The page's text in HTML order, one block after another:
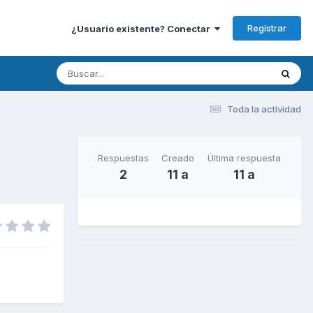
¿Usuario existente? Conectar Registrar
Toda la actividad
Respuestas
2
Creado
11 a
Última respuesta
11 a